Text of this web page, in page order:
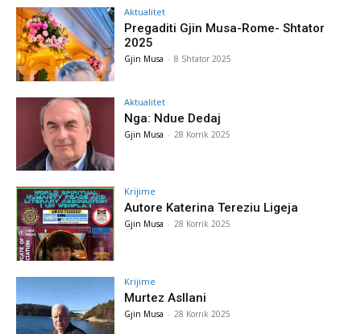
Aktualitet
Pregaditi Gjin Musa-Rome- Shtator
2025
Gjin Musa - 8 Shtator 2025
Aktualitet
Nga: Ndue Dedaj
Gjin Musa - 28 Korrik 2025
Krijime
Autore Katerina Tereziu Ligeja
Gjin Musa - 28 Korrik 2025
Krijime
Murtez Asllani
Gjin Musa - 28 Korrik 2025